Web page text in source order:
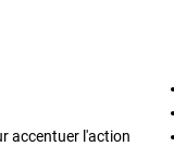
accentuer l'action